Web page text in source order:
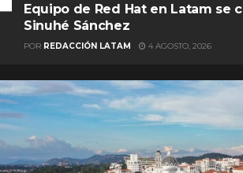
Equipo de Red Hat en Latam se
Sinuhé Sánchez
POR REDACCIÓN LATAM 4 AGOSTO, 2026